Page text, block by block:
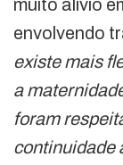
muito alívio
envolvendo
existe mais
a
foram
continuidade